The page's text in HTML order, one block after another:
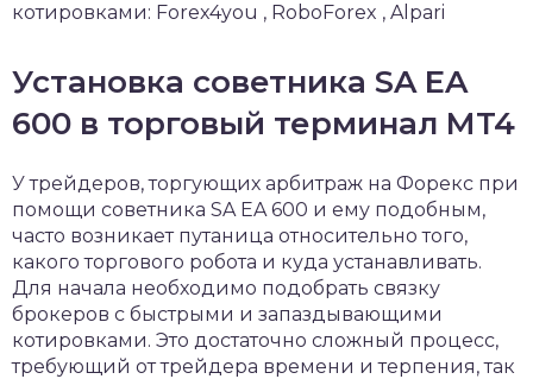
котировками: Forex4you , RoboForex , Alpari
Установка советника SA EA
600 в торговый терминал MT4
У трейдеров, торгующих арбитраж на Форекс при
помощи советника SA EA 600 и ему подобным,
часто возникает путаница относительно того,
какого торгового робота и куда устанавливать.
Для начала необходимо подобрать связку
брокеров с быстрыми и запаздывающими
котировками. Это достаточно сложный процесс,
требующий от трейдера времени и терпения, так